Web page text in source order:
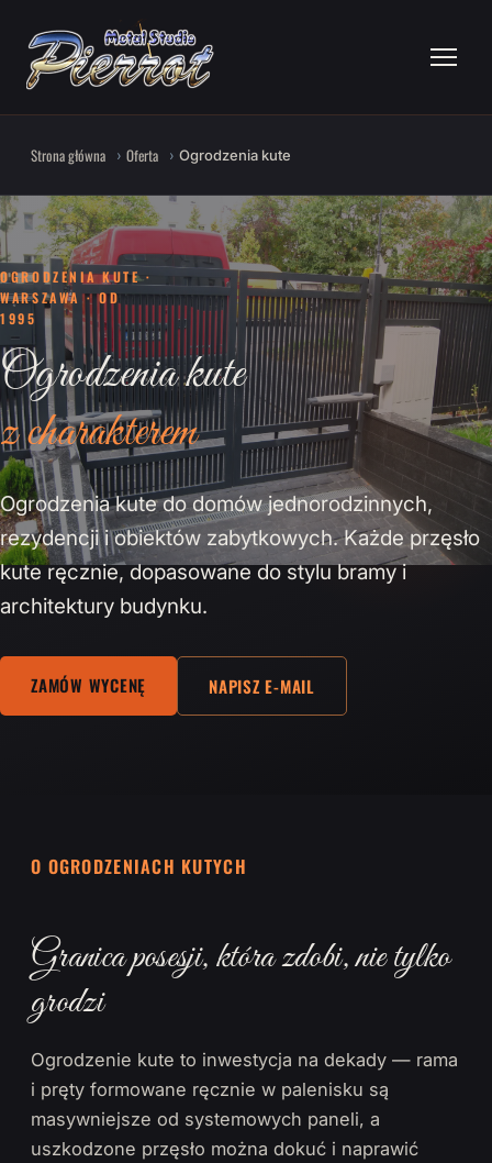
Strona główna Oferta Ogrodzenia kute
OGRODZENIA KUTE ·
WARSZAWA · OD
1995
Ogrodzenia kute
z charakterem
Ogrodzenia kute do domów jednorodzinnych,
rezydencji i obiektów zabytkowych. Każde przęsło
kute ręcznie, dopasowane do stylu bramy i
architektury budynku.
ZAMÓW WYCENĘ NAPISZ E-MAIL
O OGRODZENIACH KUTYCH
Granica posesji, która zdobi, nie tylko
grodzi
Ogrodzenie kute to inwestycja na dekady — rama
i pręty formowane ręcznie w palenisku są
masywniejsze od systemowych paneli, a
uszkodzone przęsło można dokuć i naprawić